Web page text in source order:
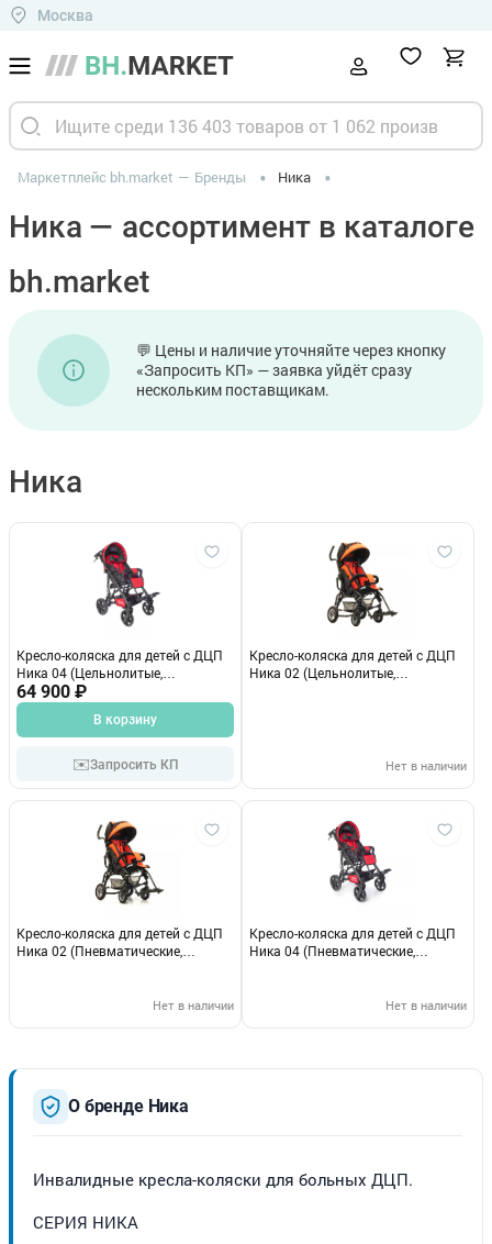
Москва
Маркетплейс bh.market Бренды Ника
Ника — ассортимент в каталоге
bh.market
💬 Цены и наличие уточняйте через кнопку
«Запросить КП» — заявка уйдёт сразу
нескольким поставщикам.
Ника
Кресло-коляска для детей с ДЦП
Ника 04 (Цельнолитые,
Цельнолитые)
64 900 ₽
В корзину
✉️Запросить КП
Кресло-коляска для детей с ДЦП
Ника 02 (Цельнолитые,
Нет в наличии
Кресло-коляска для детей с ДЦП
Ника 02 (Пневматические,
Нет в наличии
Кресло-коляска для детей с ДЦП
Ника 04 (Пневматические,
Нет в наличии
О бренде Ника
Инвалидные кресла-коляски для больных ДЦП.
СЕРИЯ НИКА